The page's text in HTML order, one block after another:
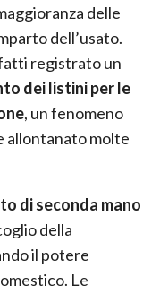
delle
dell’usato.
registrato un
dei listini per le
, un fenomeno
allontanato molte
di seconda mano
della
il potere
Le